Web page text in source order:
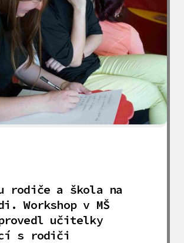
rodiče a škola na
Workshop v MŠ
provedl učitelky
s rodiči